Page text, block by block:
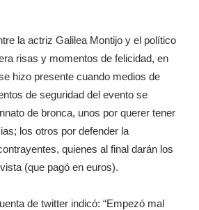
la actriz Galilea Montijo y el político
risas y momentos de felicidad, en
hizo presente cuando medios de
de seguridad del evento se
de bronca, unos por querer tener
los otros por defender la
quienes al final darán los
(que pagó en euros).
de twitter indicó: “Empezó mal